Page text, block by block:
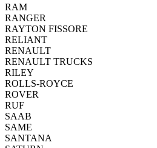
RAM
RANGER
RAYTON FISSORE
RELIANT
RENAULT
RENAULT TRUCKS
RILEY
ROLLS-ROYCE
ROVER
RUF
SAAB
SAME
SANTANA